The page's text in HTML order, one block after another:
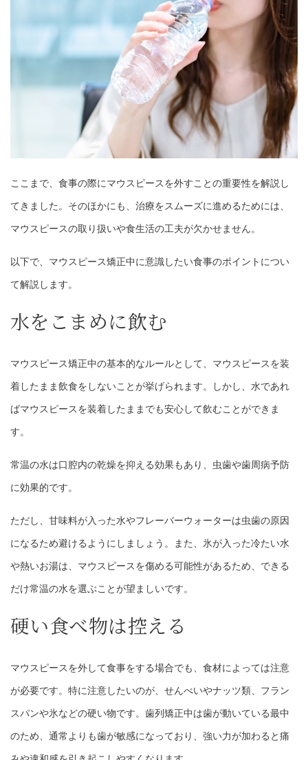
ここまで、食事の際にマウスピースを外すことの重要性を解説し
てきました。そのほかにも、治療をスムーズに進めるためには、
マウスピースの取り扱いや食生活の工夫が欠かせません。
以下で、マウスピース矯正中に意識したい食事のポイントについ
て解説します。
水をこまめに飲む
マウスピース矯正中の基本的なルールとして、マウスピースを装
着したまま飲食をしないことが挙げられます。しかし、水であれ
ばマウスピースを装着したままでも安心して飲むことができま
す。
常温の水は口腔内の乾燥を抑える効果もあり、虫歯や歯周病予防
に効果的です。
ただし、甘味料が入った水やフレーバーウォーターは虫歯の原因
になるため避けるようにしましょう。また、氷が入った冷たい水
や熱いお湯は、マウスピースを傷める可能性があるため、できる
だけ常温の水を選ぶことが望ましいです。
硬い食べ物は控える
マウスピースを外して食事をする場合でも、食材によっては注意
が必要です。特に注意したいのが、せんべいやナッツ類、フラン
スパンや氷などの硬い物です。歯列矯正中は歯が動いている最中
のため、通常よりも歯が敏感になっており、強い力が加わると痛